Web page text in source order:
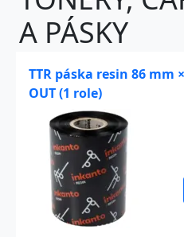
A PÁSKY
TTR páska resin 86 mm
OUT (1 role)